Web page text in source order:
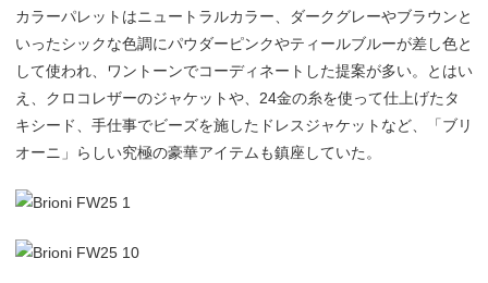
カラーパレットはニュートラルカラー、ダークグレーやブラウンと
いったシックな色調にパウダーピンクやティールブルーが差し色と
して使われ、ワントーンでコーディネートした提案が多い。とはい
え、クロコレザーのジャケットや、24金の糸を使って仕上げたタ
キシード、手仕事でビーズを施したドレスジャケットなど、「ブリ
オーニ」らしい究極の豪華アイテムも鎮座していた。